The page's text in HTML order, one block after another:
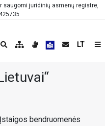
saugomi juridinių asmenų registre,
LT
bendruomenės